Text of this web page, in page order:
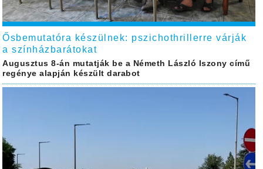
Ősbemutatóra készülnek: pszichothrillerre várják
a színházbarátokat
Augusztus 8-án mutatják be a Németh László Iszony című
regénye alapján készült darabot